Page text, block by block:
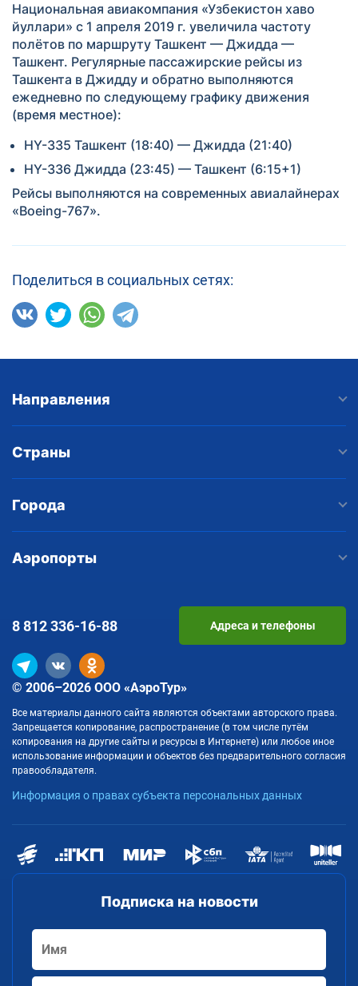
Национальная авиакомпания «Узбекистон хаво
йуллари» с 1 апреля 2019 г. увеличила частоту
полётов по маршруту Ташкент — Джидда —
Ташкент. Регулярные пассажирские рейсы из
Ташкента в Джидду и обратно выполняются
ежедневно по следующему графику движения
(время местное):
HY-335 Ташкент (18:40) — Джидда (21:40)
HY-336 Джидда (23:45) — Ташкент (6:15+1)
Рейсы выполняются на современных авиалайнерах
«Boeing-767».
Поделиться в социальных сетях:
Направления
Страны
Города
Аэропорты
Подписка на новости
© 2006–2026 ООО «АэроТур»
Все материалы данного сайта являются объектами авторского права.
Запрещается копирование, распространение (в том числе путём
копирования на другие сайты и ресурсы в Интернете) или любое иное
использование информации и объектов без предварительного согласия
правообладателя.
Информация о правах субъекта персональных данных
8 812336-16-88 Адреса и телефоны